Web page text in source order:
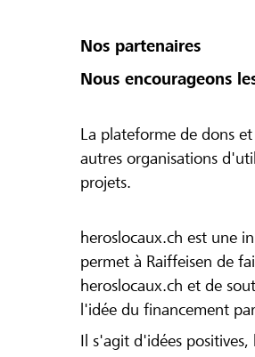
Nos partenaires
Nous encourageons
La plateforme de dons
autres organisations
projets.
heroslocaux.ch est une
permet à Raiffeisen de
heroslocaux.ch et de
l'idée du financement
Il s'agit d'idées